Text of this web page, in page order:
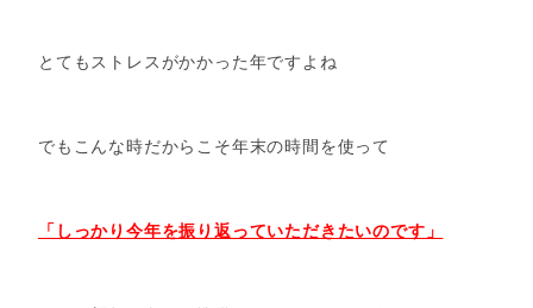
とてもストレスがかかった年ですよね
でもこんな時だからこそ年末の時間を使って
「しっかり今年を振り返っていただきたいのです」